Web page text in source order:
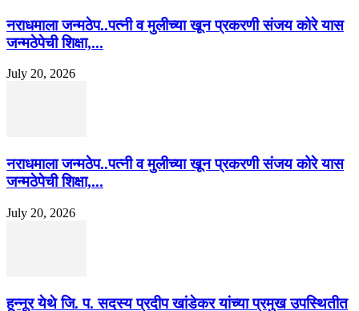
नराधमाला जन्मठेप..पत्नी व मुलीच्या खून प्रकरणी संजय कोरे यास
जन्मठेपेची शिक्षा,...
July 20, 2026
नराधमाला जन्मठेप..पत्नी व मुलीच्या खून प्रकरणी संजय कोरे यास
जन्मठेपेची शिक्षा,...
July 20, 2026
हून्नूर येथे जि. प. सदस्य प्रदीप खांडेकर यांच्या प्रमुख उपस्थितीत